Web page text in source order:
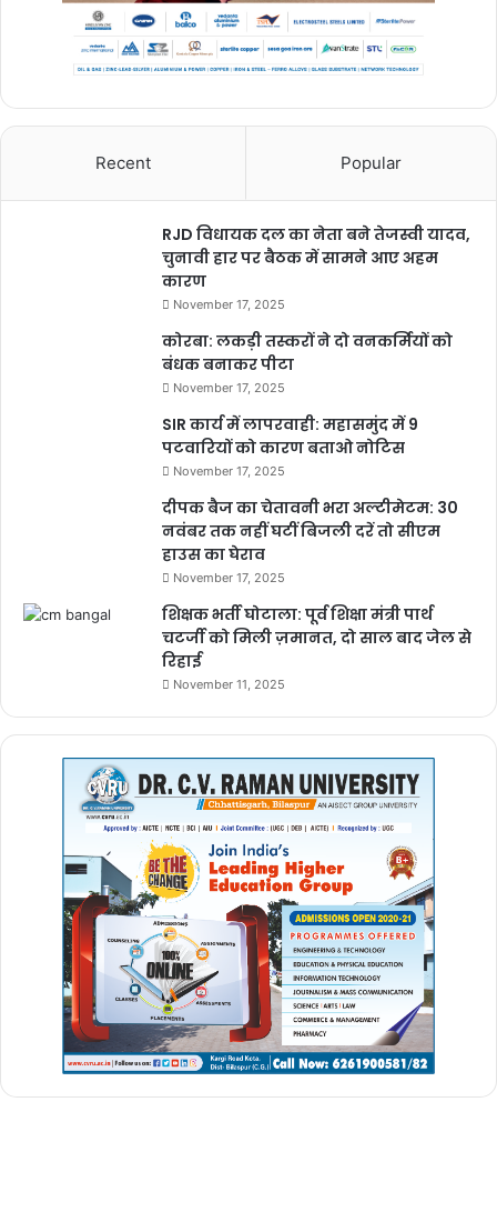
Recent Popular
RJD विधायक दल का नेता बने तेजस्वी यादव,
चुनावी हार पर बैठक में सामने आए अहम
कारण
November 17, 2025
कोरबा: लकड़ी तस्करों ने दो वनकर्मियों को
बंधक बनाकर पीटा
November 17, 2025
SIR कार्य में लापरवाही: महासमुंद में 9
पटवारियों को कारण बताओ नोटिस
November 17, 2025
दीपक बैज का चेतावनी भरा अल्टीमेटम: 30
नवंबर तक नहीं घटीं बिजली दरें तो सीएम
हाउस का घेराव
November 17, 2025
शिक्षक भर्ती घोटाला: पूर्व शिक्षा मंत्री पार्थ
चटर्जी को मिली ज़मानत, दो साल बाद जेल से
रिहाई
November 11, 2025